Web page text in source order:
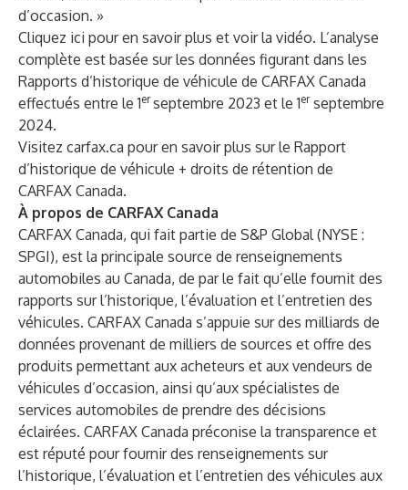
d’occasion. »
Cliquez ici pour en savoir plus et voir la vidéo. L’analyse
complète est basée sur les données figurant dans les
Rapports d’historique de véhicule de CARFAX Canada
effectués entre le 1erseptembre 2023 et le 1erseptembre
2024.
Visitez carfax.ca pour en savoir plus sur le Rapport
d’historique de véhicule + droits de rétention de
CARFAX Canada.
À propos de CARFAX Canada
CARFAX Canada, qui fait partie de S&P Global (NYSE :
SPGI), est la principale source de renseignements
automobiles au Canada, de par le fait qu’elle fournit des
rapports sur l’historique, l’évaluation et l’entretien des
véhicules. CARFAX Canada s’appuie sur des milliards de
données provenant de milliers de sources et offre des
produits permettant aux acheteurs et aux vendeurs de
véhicules d’occasion, ainsi qu’aux spécialistes de
services automobiles de prendre des décisions
éclairées. CARFAX Canada préconise la transparence et
est réputé pour fournir des renseignements sur
l’historique, l’évaluation et l’entretien des véhicules aux